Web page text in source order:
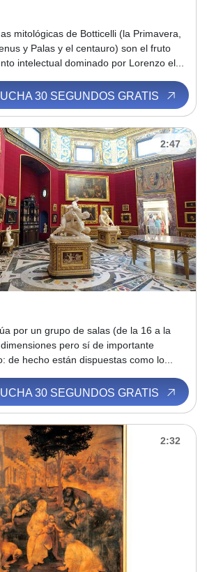
mitológicas de Botticelli (la Primavera,
y Palas y el centauro) son el fruto
intelectual dominado por Lorenzo el...
30 SEGUNDOS GRATIS
2:47
por un grupo de salas (de la 16 a la
pero sí de importante
de hecho están dispuestas como lo...
30 SEGUNDOS GRATIS
2:32